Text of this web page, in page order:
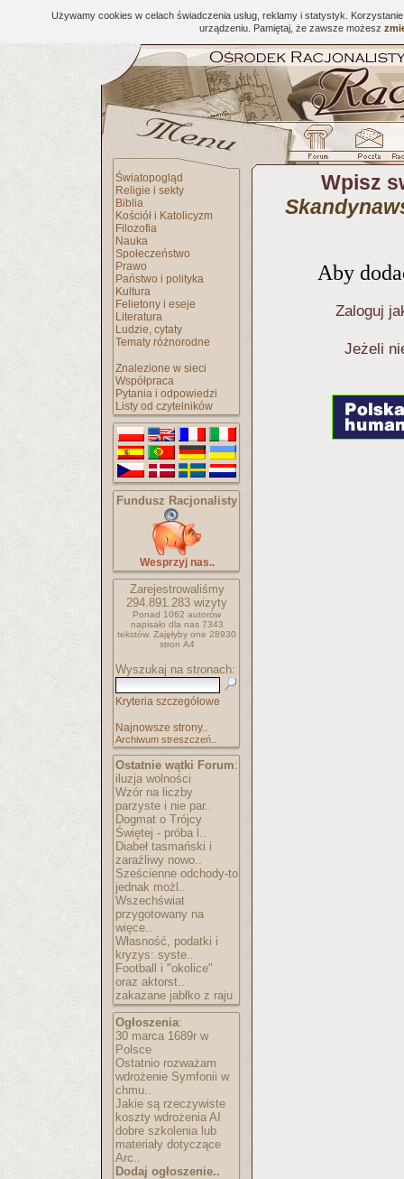
Używamy cookies w celach świadczenia usług, reklamy i statystyk.
urządzeniu. Pamiętaj, że zawsze możesz
Światopogląd
Religie i sekty
Biblia
Kościół i Katolicyzm
Filozofia
Nauka
Społeczeństwo
Prawo
Państwo i polityka
Kultura
Felietony i eseje
Literatura
Ludzie, cytaty
Tematy różnorodne
Znalezione w sieci
Współpraca
Pytania i odpowiedzi
Listy od czytelników
Fundusz Racjonalisty
Wesprzyj nas..
Zarejestrowaliśmy
294.891.283 wizyty
Ponad 1062 autorów
napisało dla nas 7343
tekstów. Zajęłyby one 28930
stron A4
Wyszukaj na stronach:
Kryteria szczegółowe
Najnowsze strony..
Archiwum streszczeń..
Ostatnie wątki Forum:
iluzja wolności
Wzór na liczby
parzyste i nie par..
Dogmat o Trójcy
Świętej - próba l..
Diabeł tasmański i
zaraźliwy nowo..
Sześcienne odchody-to
jednak możl..
Wszechświat
przygotowany na
więce..
Własność, podatki i
kryzys: syste..
Football i "okolice"
oraz aktorst..
zakazane jabłko z raju
Ogłoszenia:
30 marca 1689r w
Polsce
Ostatnio rozważam
wdrożenie Symfonii w
chmu..
Jakie są rzeczywiste
koszty wdrożenia AI
dobre szkolenia lub
materiały dotyczące
Arc..
Dodaj ogłoszenie..
Wpisz
Aby
Zaloguj
Jeżeli